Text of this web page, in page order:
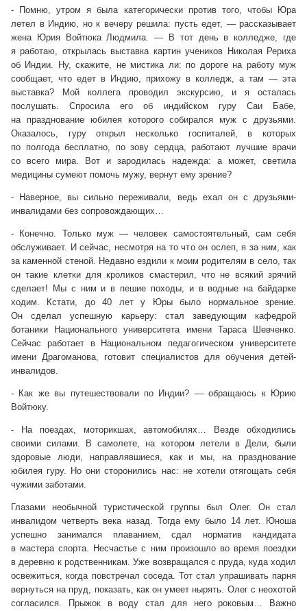
- Помню, утром я была категорически против того, чтобы Юра
летел в Индию, но к вечеру решила: пусть едет, — рассказывает
жена Юрия Войтюка Людмила. — В тот день в колледже, где
я работаю, открылась выставка картин учеников Николая Рериха
об Индии. Ну, скажите, не мистика ли: по дороге на работу муж
сообщает, что едет в Индию, прихожу в колледж, а там — эта
выставка? Мой коллега проводил экскурсию, и я осталась
послушать. Спросила его об индийском гуру Саи Бабе,
на празднование юбилея которого собирался муж с друзьями.
Оказалось, гуру открыл несколько госпиталей, в которых
по полгода бесплатно, по зову сердца, работают лучшие врачи
со всего мира. Вот и зародилась надежда: а может, светила
медицины сумеют помочь мужу, вернут ему зрение?
- Наверное, вы сильно переживали, ведь ехал он с друзьями-
инвалидами без сопровождающих…
- Конечно. Только муж — человек самостоятельный, сам себя
обслуживает. И сейчас, несмотря на то что он ослеп, я за ним, как
за каменной стеной. Недавно ездили к моим родителям в село, так
он такие клетки для кроликов смастерил, что не всякий зрячий
сделает! Мы с ним и в пешие походы, и в водные на байдарке
ходим. Кстати, до 40 лет у Юры было нормальное зрение.
Он сделал успешную карьеру: стал заведующим кафедрой
ботаники Национального университета имени Тараса Шевченко.
Сейчас работает в Национальном педагогическом университете
имени Драгоманова, готовит специалистов для обучения детей-
инвалидов.
- Как же вы путешествовали по Индии? — обращаюсь к Юрию
Войтюку.
- На поездах, моторикшах, автомобилях… Везде обходились
своими силами. В самолете, на котором летели в Дели, были
здоровые люди, направлявшиеся, как и мы, на празднование
юбилея гуру. Но они сторонились нас: не хотели отягощать себя
чужими заботами.
Глазами необычной туристической группы был Олег. Он стал
инвалидом четверть века назад. Тогда ему было 14 лет. Юноша
успешно занимался плаванием, сдал норматив кандидата
в мастера спорта. Несчастье с ним произошло во время поездки
в деревню к родственникам. Уже возвращался с пруда, куда ходил
освежиться, когда повстречал соседа. Тот стал упрашивать парня
вернуться на пруд, показать, как он умеет нырять. Олег с неохотой
согласился. Прыжок в воду стал для него роковым… Важно